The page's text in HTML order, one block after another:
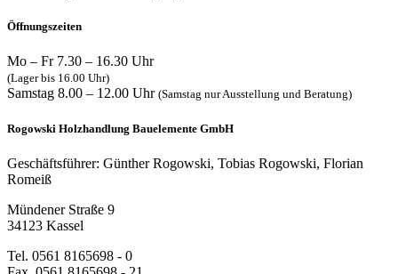
Öffnungszeiten
Mo – Fr 7.30 – 16.30 Uhr
(Lager bis 16.00 Uhr)
Samstag 8.00 – 12.00 Uhr (Samstag nur Ausstellung und Beratung)
Rogowski Holzhandlung Bauelemente GmbH
Geschäftsführer: Günther Rogowski, Tobias Rogowski, Florian
Romeiß
Mündener Straße 9
34123 Kassel
Tel. 0561 8165698 - 0